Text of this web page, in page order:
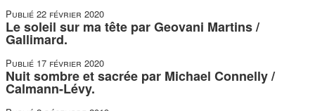
Publié 22 février 2020
Le soleil sur ma tête par Geovani Martins /
Gallimard.
Publié 17 février 2020
Nuit sombre et sacrée par Michael Connelly /
Calmann-Lévy.